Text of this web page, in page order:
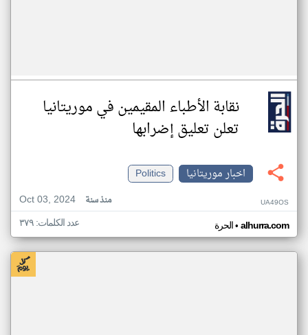
نقابة الأطباء المقيمين في موريتانيا
تعلن تعليق إضرابها
اخبار موريتانيا
Politics
Oct 03, 2024
منذ سنة UA49OS
الحرة• alhurra.com عدد الكلمات: ٣٧٩